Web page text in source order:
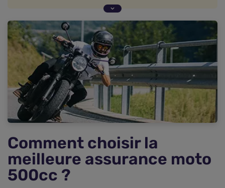
Comparer et économiser sur votre assurance
moto 500cc
Comment choisir la
meilleure assurance moto
500cc ?